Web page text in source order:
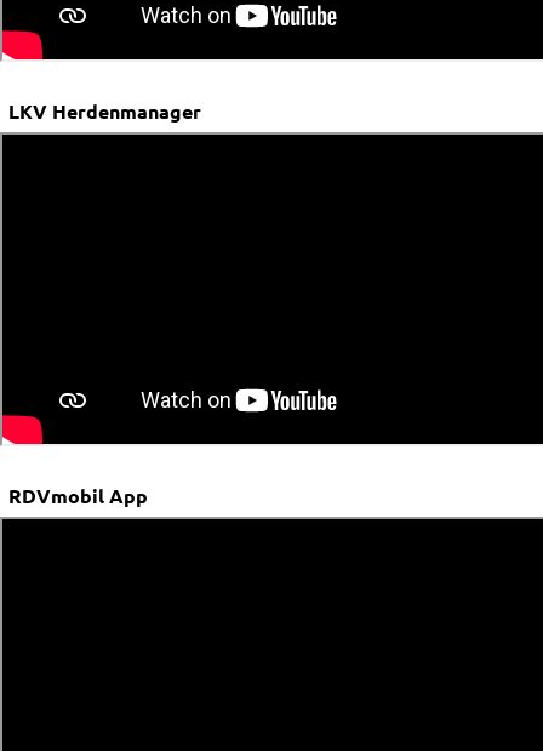
LKV Herdenmanager
RDVmobil App